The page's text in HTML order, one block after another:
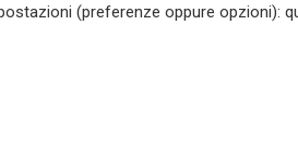
(preferenze oppure opzioni):